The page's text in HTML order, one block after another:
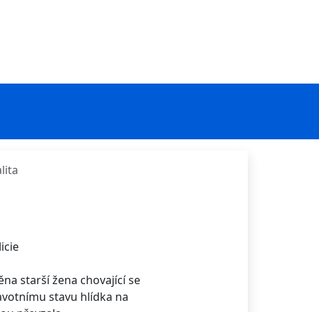
starší žena chovající se
stavu hlídka na